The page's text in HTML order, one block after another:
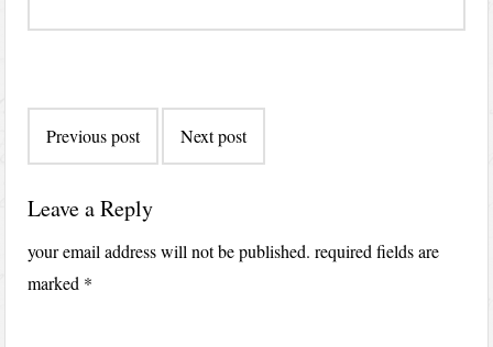
navigation
Previous post Next post
Leave a Reply
your email address will not be published. required fields are
marked *